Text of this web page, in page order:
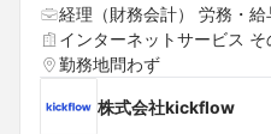
経理（財務会計） 労務・給
インターネットサービス そ
勤務地問わず
株式会社kickflow